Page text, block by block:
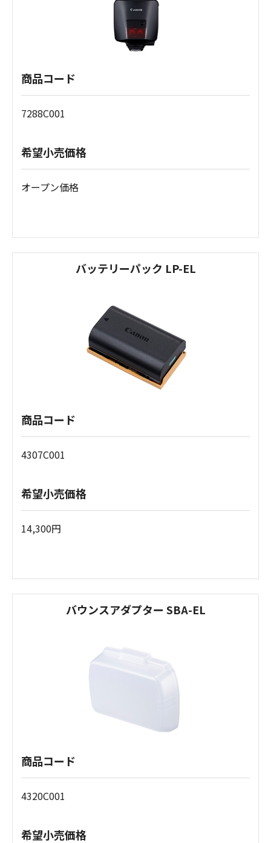
商品コード
7288C001
希望小売価格
オープン価格
バッテリーパック LP-EL
商品コード
4307C001
希望小売価格
14,300円
バウンスアダプター SBA-EL
商品コード
4320C001
希望小売価格